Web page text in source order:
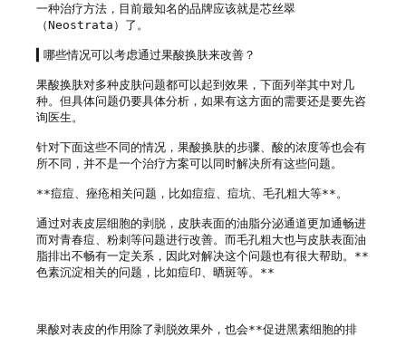
一种治疗方法，目前最知名的品牌应该就是芯丝翠
（Neostrata）了。
▍哪些情况可以考虑通过果酸换肤来改善？
果酸换肤对多种皮肤问题都可以起到效果，下面列举其中对几
种。但具体问题仍要具体分析，如果有这方面的需要还是要先咨
询医生。
针对下面这些不同的情况，果酸换肤的步骤、酸的浓度等也会有
所不同，并不是一个治疗方案可以同时解决所有这些问题。
**痘痘、痤疮相关问题，比如痘痘、痘坑、毛孔粗大等**。
通过对表皮层细胞的剥脱，皮肤表面的油脂分泌通道更加通畅进
而对青春痘、粉刺等问题进行改善。而毛孔粗大也与皮肤表面油
脂排出不畅有一定关系，因此对解决这个问题也有很大帮助。**
色素沉淀相关的问题，比如痘印、晒斑等。**
果酸对表皮的作用除了剥脱效果外，也会**促进黑素细胞的排